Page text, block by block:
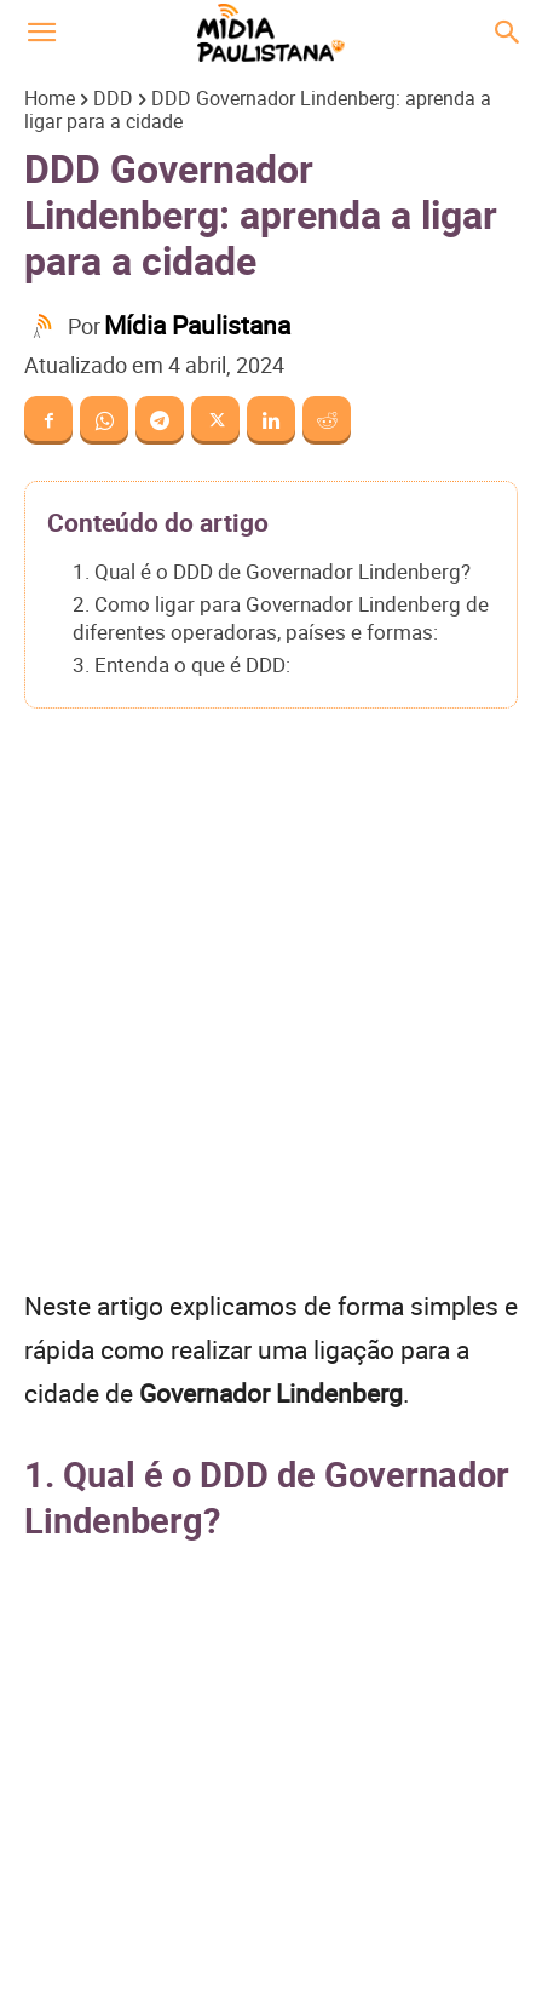
Home DDD
DDD Governador Lindenberg: aprenda a
ligar para a cidade
DDD Governador
Lindenberg: aprenda a ligar
para a cidade
PorMídia Paulistana
Atualizado em 4 abril, 2024
Conteúdo do artigo
1. Qual é o DDD de Governador Lindenberg?
2. Como ligar para Governador Lindenberg de
diferentes operadoras, países e formas:
3. Entenda o que é DDD:
Neste artigo explicamos de forma simples e
rápida como realizar uma ligação para a
cidade de Governador Lindenberg.
1. Qual é o DDD de Governador
Lindenberg?